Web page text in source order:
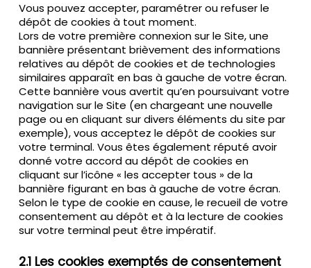
Vous pouvez accepter, paramétrer ou refuser le
dépôt de cookies à tout moment.
Lors de votre première connexion sur le Site, une
bannière présentant brièvement des informations
relatives au dépôt de cookies et de technologies
similaires apparaît en bas à gauche de votre écran.
Cette bannière vous avertit qu’en poursuivant votre
navigation sur le Site (en chargeant une nouvelle
page ou en cliquant sur divers éléments du site par
exemple), vous acceptez le dépôt de cookies sur
votre terminal. Vous êtes également réputé avoir
donné votre accord au dépôt de cookies en
cliquant sur l’icône « les accepter tous » de la
bannière figurant en bas à gauche de votre écran.
Selon le type de cookie en cause, le recueil de votre
consentement au dépôt et à la lecture de cookies
sur votre terminal peut être impératif.
2.1 Les cookies exemptés de consentement